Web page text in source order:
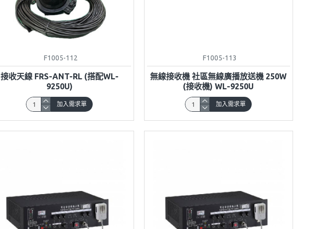
F1005-112
接收天線 FRS-ANT-RL (搭配WL-
9250U)
加入需求單
F1005-113
無線接收機 社區無線廣播放送機 250W
(接收機) WL-9250U
加入需求單